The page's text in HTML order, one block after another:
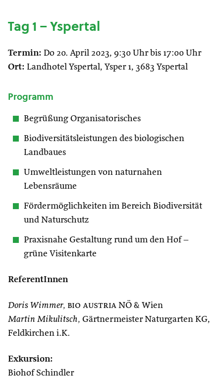
Tag 1 – Yspertal
Termin: Do 20. April 2023, 9:30 Uhr bis 17:00 Uhr
Ort: Landhotel Yspertal, Ysper 1, 3683 Yspertal
Programm
Begrüßung Organisatorisches
Biodiversitätsleistungen des biologischen
Landbaues
Umweltleistungen von naturnahen
Lebensräume
Fördermöglichkeiten im Bereich Biodiversität
und Naturschutz
Praxisnahe Gestaltung rund um den Hof –
grüne Visitenkarte
ReferentInnen
Doris Wimmer, bio austria NÖ & Wien
Martin Mikulitsch, Gärtnermeister Naturgarten KG,
Feldkirchen i.K.
Exkursion:
Biohof Schindler